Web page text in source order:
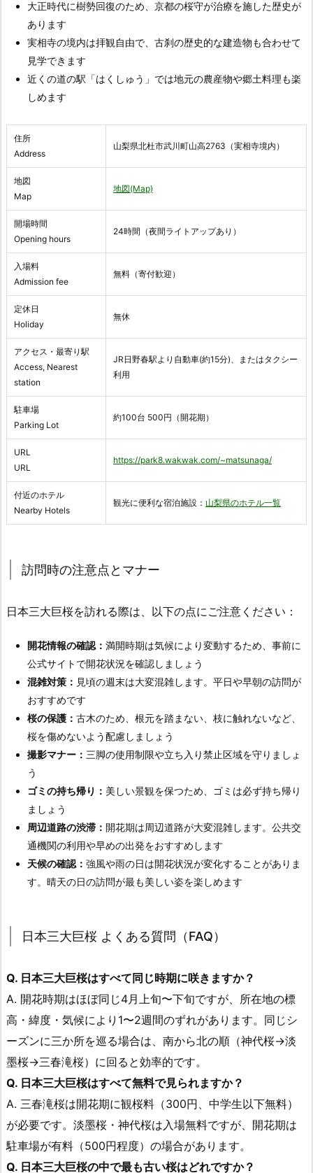
大正時代に樹勢回復のため、京都の桜守が治療を施した歴史が
あります
実相寺の境内は拝観自由で、古刹の歴史的な建造物も合わせて
見学できます
近くの道の駅「はくしゅう」では地元の農産物や郷土料理も楽
しめます
住所
Address
山梨県北杜市武川町山高2763（実相寺境内）
地図
Map
地図(Map)
開場時間
Opening hours
24時間（夜間ライトアップあり）
入場料
Admission fee
無料（寄付歓迎）
定休日
Holiday
無休
アクセス・最寄り駅
Access, Nearest
station
JR日野春駅より自動車(約15分)、またはタクシー
利用
駐車場
Parking Lot
約100台 500円（開花期）
URL
URL
https://park8.wakwak.com/~matsunaga/
付近のホテル
Nearby Hotels
観光に便利な宿泊施設： 山梨県のホテル一覧
訪問時の注意点とマナー
日本三大巨桜を訪れる際は、以下の点にご注意ください：
開花情報の確認： 満開時期は気候により変動するため、事前に
公式サイトで開花状況を確認しましょう
混雑対策： 見頃の週末は大変混雑します。平日や早朝の訪問が
おすすめです
桜の保護： 古木のため、根元を踏まない、枝に触れないなど、
桜を傷めないよう配慮しましょう
撮影マナー： 三脚の使用制限や立ち入り禁止区域を守りましょ
う
ゴミの持ち帰り： 美しい景観を保つため、ゴミは必ず持ち帰り
ましょう
周辺道路の渋滞： 開花期は周辺道路が大変混雑します。公共交
通機関の利用や早めの出発をおすすめします
天候の確認： 強風や雨の日は開花状況が変化することがありま
す。晴天の日の訪問が最も美しい姿を楽しめます
日本三大巨桜 よくある質問（FAQ）
Q. 日本三大巨桜はすべて同じ時期に咲きますか？
A. 開花時期はほぼ同じ4月上旬〜下旬ですが、所在地の標
高・緯度・気候により1〜2週間のずれがあります。同じシ
ーズンに三か所を巡る場合は、南から北の順（神代桜→淡
墨桜→三春滝桜）に回ると効率的です。
Q. 日本三大巨桜はすべて無料で見られますか？
A. 三春滝桜は開花期に観桜料（300円、中学生以下無料）
が必要です。淡墨桜・神代桜は入場無料ですが、開花期は
駐車場が有料（500円程度）の場合があります。
Q. 日本三大巨桜の中で最も古い桜はどれですか？